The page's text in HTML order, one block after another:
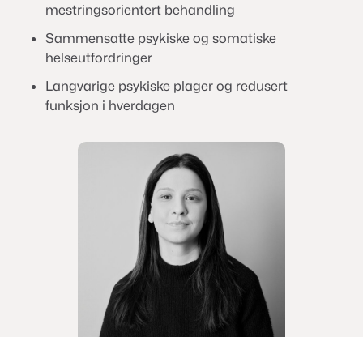
mestringsorientert behandling
Sammensatte psykiske og somatiske
helseutfordringer
Langvarige psykiske plager og redusert
funksjon i hverdagen